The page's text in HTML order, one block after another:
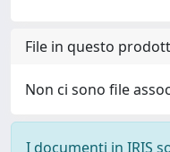
File in questo
Non ci sono file
I documenti in IRIS